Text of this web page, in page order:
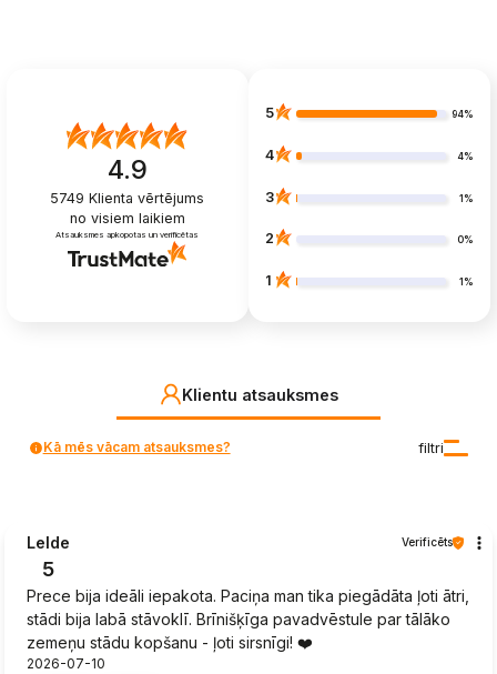
4.9
5749 Klienta vērtējums
no visiem laikiem
Atsauksmes apkopotas un verificētas
5 94%
4 4%
3 1%
2 0%
1 1%
Klientu atsauksmes
filtri
Kā mēs vācam atsauksmes?
Lelde Verificēts
5
Prece bija ideāli iepakota. Paciņa man tika piegādāta ļoti ātri,
stādi bija labā stāvoklī. Brīnišķīga pavadvēstule par tālāko
zemeņu stādu kopšanu - ļoti sirsnīgi! ❤️
2026-07-10